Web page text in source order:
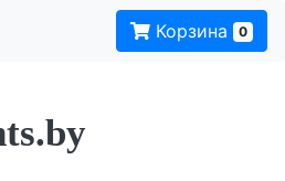
Корзина 0